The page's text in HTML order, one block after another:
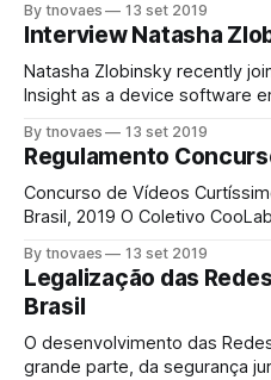
de Ciência da Computação da
Cabo, no ICT4D.
de pesquisa no Instituto CSIR
como
By tnovaes 13 set 2019
Interview Natasha
Natasha Zlobinsky recently
Insight as a device software
department, in ICT4D.
engineer at the CSIR Meraka
Media, and an Electrical
By tnovaes 13 set 2019
Regulamento
Concurso de Vídeos Curtíssimos Redes
Brasil, 2019 O Coletivo CooLab, que desenvolve atividades
sobre Redes Comunitárias no
público convidar a tods
iniciativas de criação e
comunicação
By tnovaes 13 set 2019
Legalização das
Brasil
O desenvolvimento das
grande parte, da segurança